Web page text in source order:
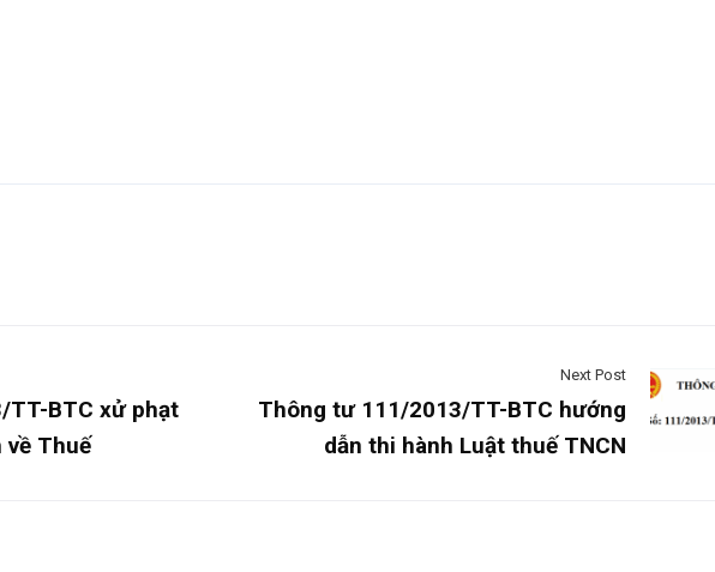
BTC xử phạt
về Thuế
Next Post
Thông tư 111/2013/TT-BTC hướng
dẫn thi hành Luật thuế TNCN